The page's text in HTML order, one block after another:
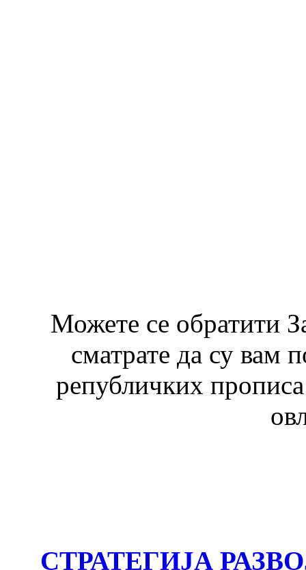
Можете се обратити
сматрате да су вам
републичких
СТРАТЕГИЈА